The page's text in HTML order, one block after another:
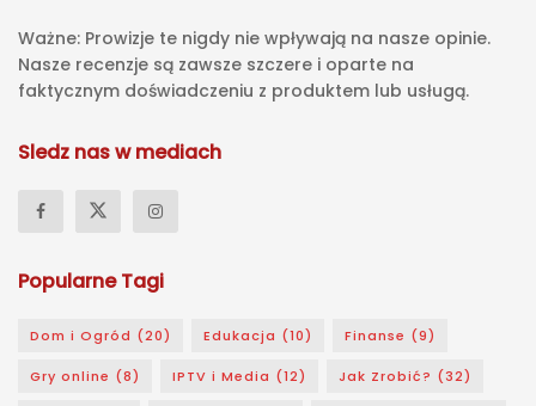
Ważne: Prowizje te nigdy nie wpływają na nasze opinie.
Nasze recenzje są zawsze szczere i oparte na
faktycznym doświadczeniu z produktem lub usługą.
Sledz nas w mediach
Popularne Tagi
Dom i Ogród (20) Edukacja (10) Finanse (9)
Gry online (8) IPTV i Media (12) Jak Zrobić? (32)